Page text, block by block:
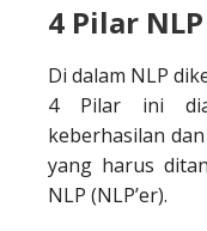
4 Pilar NLP
Di dalam NLP
4 Pilar ini
keberhasilan
yang harus
NLP (NLP’er).